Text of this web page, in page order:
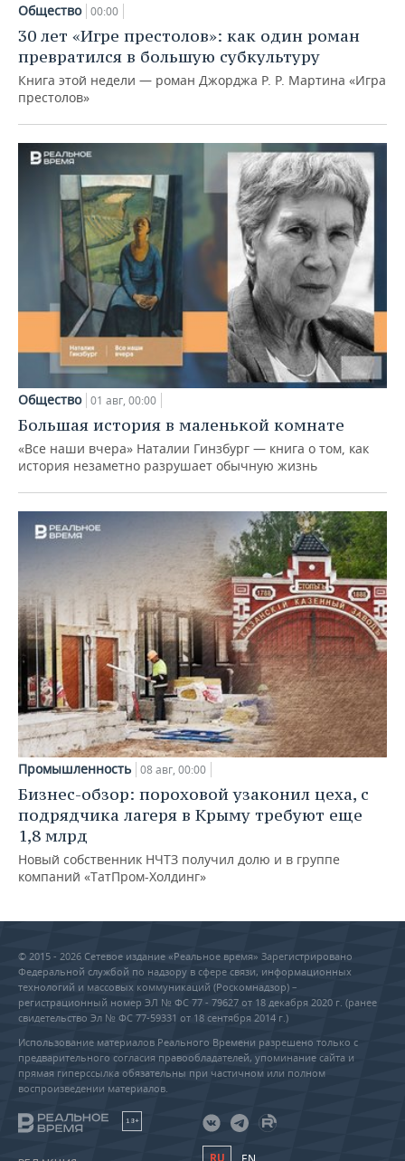
Общество 00:00
30 лет «Игре престолов»: как один роман
превратился в большую субкультуру
Книга этой недели — роман Джорджа Р. Р. Мартина «Игра
престолов»
Общество 01 авг, 00:00
Большая история в маленькой комнате
«Все наши вчера» Наталии Гинзбург — книга о том, как
история незаметно разрушает обычную жизнь
Промышленность 08 авг, 00:00
Бизнес-обзор: пороховой узаконил цеха, с
подрядчика лагеря в Крыму требуют еще
1,8 млрд
Новый собственник НЧТЗ получил долю и в группе
компаний «ТатПром-Холдинг»
© 2015 - 2026 Сетевое издание «Реальное время» Зарегистрировано
Федеральной службой по надзору в сфере связи, информационных
технологий и массовых коммуникаций (Роскомнадзор) –
регистрационный номер ЭЛ № ФС 77 - 79627 от 18 декабря 2020 г. (ранее
свидетельство Эл № ФС 77-59331 от 18 сентября 2014 г.)
Использование материалов Реального Времени разрешено только с
предварительного согласия правообладателей, упоминание сайта и
прямая гиперссылка обязательны при частичном или полном
воспроизведении материалов.
18+
RU